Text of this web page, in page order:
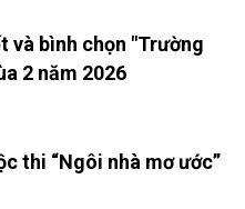
và bình chọn "Trường
2 năm 2026
thi “Ngôi nhà mơ ước”